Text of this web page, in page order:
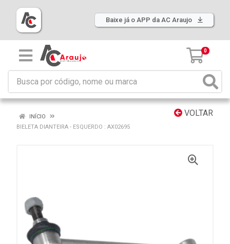
Baixe já o APP da AC Araujo
0
VOLTAR
INÍCIO
BIELETA DIANTEIRA - ESQUERDO : AX02695